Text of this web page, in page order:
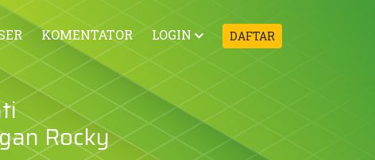
KOMENTATOR LOGIN DAFTAR
Rocky